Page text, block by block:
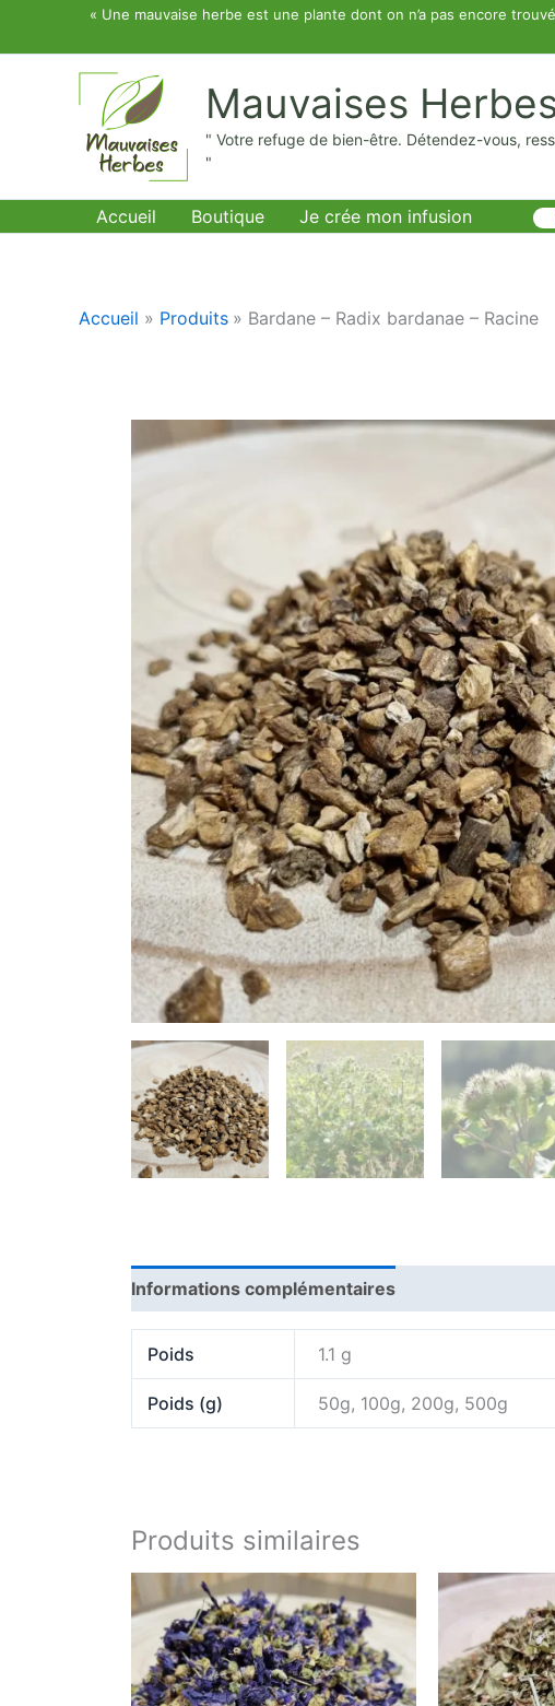
« Une mauvaise herbe est une plante dont on n’a pas encore
Mauvaises
" Votre refuge de bien-être. Détendez-vous,
"
Accueil Boutique Je crée mon infusion
Accueil Produits Bardane – Radix bardanae – Racine
Informations complémentaires
Poids 1.1 g
Poids (g) 50g, 100g, 200g, 500g
Produits similaires